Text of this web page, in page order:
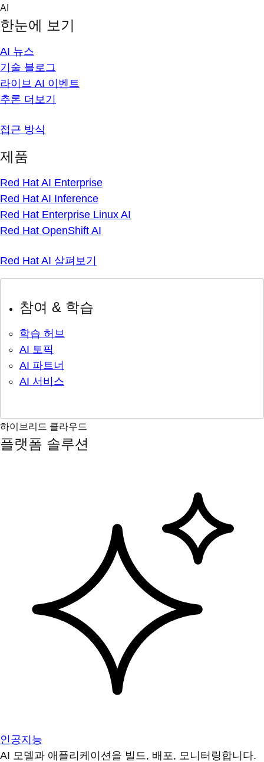
Skip
content
AI
한눈에 보기
AI 뉴스
기술 블로그
라이브 AI 이벤트
추론 더보기
접근 방식
제품
Red Hat AI Enterprise
Red Hat AI Inference
Red Hat Enterprise Linux AI
Red Hat OpenShift AI
Red Hat AI 살펴보기
참여 & 학습
학습 허브
AI 토픽
AI 파트너
AI 서비스
하이브리드 클라우드
플랫폼 솔루션
인공지능
AI 모델과 애플리케이션을 빌드, 배포, 모니터링합니다.